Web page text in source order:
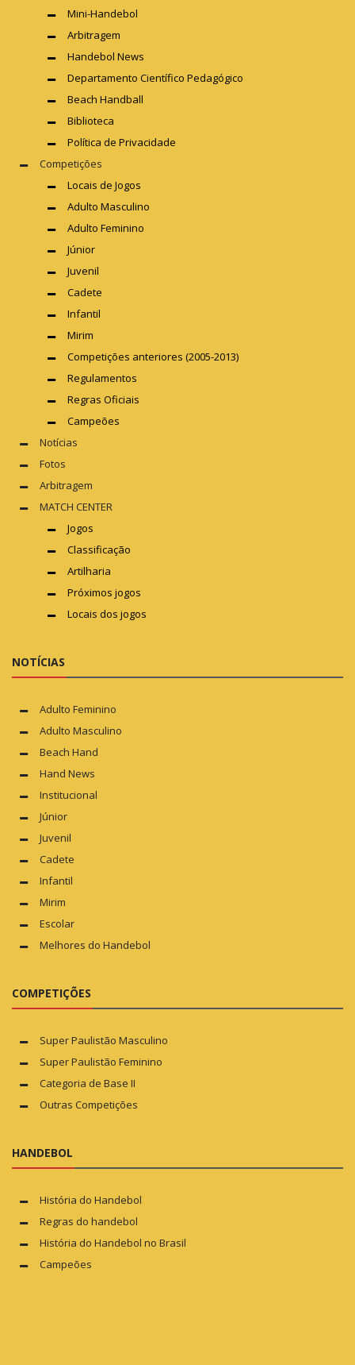
Mini-Handebol
Arbitragem
Handebol News
Departamento Científico Pedagógico
Beach Handball
Biblioteca
Política de Privacidade
Competições
Locais de Jogos
Adulto Masculino
Adulto Feminino
Júnior
Juvenil
Cadete
Infantil
Mirim
Competições anteriores (2005-2013)
Regulamentos
Regras Oficiais
Campeões
Notícias
Fotos
Arbitragem
MATCH CENTER
Jogos
Classificação
Artilharia
Próximos jogos
Locais dos jogos
NOTÍCIAS
Adulto Feminino
Adulto Masculino
Beach Hand
Hand News
Institucional
Júnior
Juvenil
Cadete
Infantil
Mirim
Escolar
Melhores do Handebol
COMPETIÇÕES
Super Paulistão Masculino
Super Paulistão Feminino
Categoria de Base II
Outras Competições
HANDEBOL
História do Handebol
Regras do handebol
História do Handebol no Brasil
Campeões